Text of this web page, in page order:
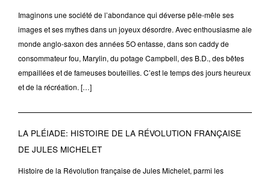
Imaginons une société de l’abondance qui déverse pêle-mêle ses
images et ses mythes dans un joyeux désordre. Avec enthousiasme ale
monde anglo-saxon des années 5O entasse, dans son caddy de
consommateur fou, Marylin, du potage Campbell, des B.D., des bêtes
empaillées et de fameuses bouteilles. C’est le temps des jours heureux
et de la récréation. […]
LA PLÉIADE: HISTOIRE DE LA RÉVOLUTION FRANÇAISE
DE JULES MICHELET
Histoire de la Révolution française de Jules Michelet, parmi les